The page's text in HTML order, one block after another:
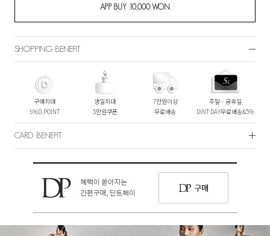
SHOPPING BENEFIT
구매최대
5%D.POINT
생일최대
5만원쿠폰
7만원이상
무료배송
주말ㆍ공휴일
DINT DAY무료배송&5%
CARD BENEFIT